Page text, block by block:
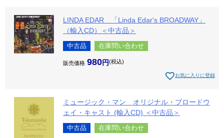
LINDA EDAR 「Linda Edar's BROADWAY」
（輸入CD）＜中古品＞
中古品 在庫問い合わせ
販売価格 980 税込
お気に入りに登録
ミュージック・マン オリジナル・ブロードウ
ェイ・キャスト (輸入CD) ＜中古品＞
中古品 在庫問い合わせ